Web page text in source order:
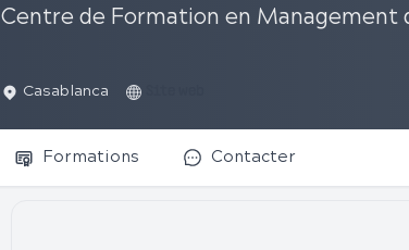
Centre de Formation en Management
Casablanca
Formations Contacter